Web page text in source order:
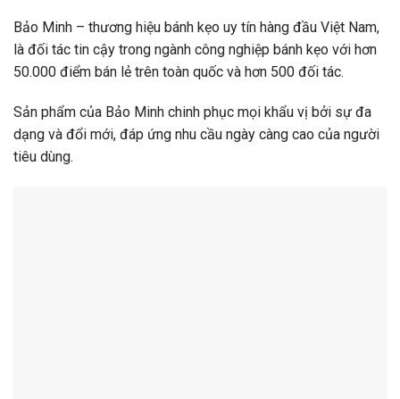
Bảo Minh – thương hiệu bánh kẹo uy tín hàng đầu Việt Nam,
là đối tác tin cậy trong ngành công nghiệp bánh kẹo với hơn
50.000 điểm bán lẻ trên toàn quốc và hơn 500 đối tác.
Sản phẩm của Bảo Minh chinh phục mọi khẩu vị bởi sự đa
dạng và đổi mới, đáp ứng nhu cầu ngày càng cao của người
tiêu dùng.